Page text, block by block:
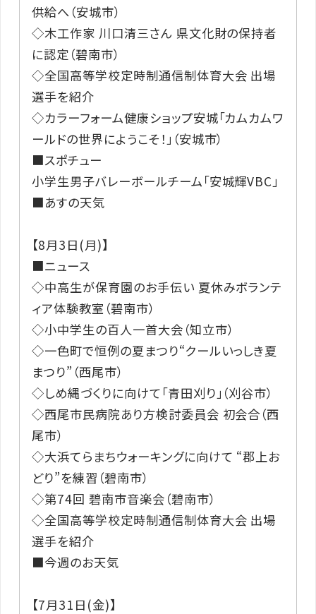
供給へ（安城市）
◇木工作家 川口清三さん 県文化財の保持者
に認定（碧南市）
◇全国高等学校定時制通信制体育大会 出場
選手を紹介
◇カラーフォーム健康ショップ安城「カムカムワ
ールドの世界にようこそ！」（安城市）
■スポチュー
小学生男子バレーボールチーム「安城輝VBC」
■あすの天気
【8月3日(月)】
■ニュース
◇中高生が保育園のお手伝い 夏休みボランテ
ィア体験教室（碧南市）
◇小中学生の百人一首大会（知立市）
◇一色町で恒例の夏まつり“クールいっしき夏
まつり”（西尾市）
◇しめ縄づくりに向けて「青田刈り」（刈谷市）
◇西尾市民病院あり方検討委員会 初会合（西
尾市）
◇大浜てらまちウォーキングに向けて “郡上お
どり”を練習（碧南市）
◇第74回 碧南市音楽会（碧南市）
◇全国高等学校定時制通信制体育大会 出場
選手を紹介
■今週のお天気
【7月31日(金)】